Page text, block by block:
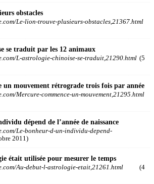
obstacles
Le-lion-trouve-plusieurs-obstacles,21367.html
se traduit par les 12 animaux
L-astrologie-chinoise-se-traduit,21290.html (5
un mouvement rétrograde trois fois par année
Mercure-commence-un-mouvement,21295.html
dépend de l’année de naissance
Le-bonheur-d-un-individu-depend-
2011)
était utilisée pour mesurer le temps
Au-debut-l-astrologie-etait,21261.html (4